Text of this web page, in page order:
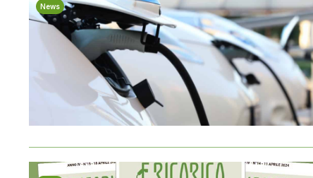
News